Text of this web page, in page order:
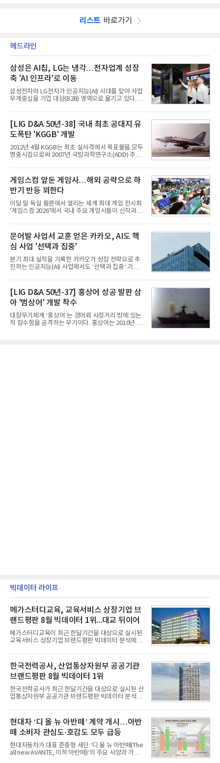
리스트 바로가기
헤드라인
삼성은 AI칩, LG는 냉각…전자업계 성장
축 'AI 인프라'로 이동
삼성전자와 LG전자가 인공지능(AI) 시대를 맞아 사업
무게중심을 기업 대상(B2B) 영역으로 옮기고 있다.
접어든 가운데 삼성전자는 AI 반도체를 중심으로 데
이터센터 생태계 공략을 강화하고 LG전자는 냉각솔
루션·전장·로봇 등 기업용 솔루션 사업 확대에 속도를
내고 있다.9일 업계에 따르면 LG전자는 2분기 생활가
전과 프리미엄 제품 경쟁력에 더해 B2B 사업 확대 효
과로 수익성을 방어한 반면 삼성전자는 디바이스경험
(DX) 부문의 TV·생활가전 수익성이 악화됐다. 대신 삼
사업 확대
[LIG D&A 50년-38] 국내 최초 공대지 유
도폭탄 'KGGB' 개발
2012년 4월 KGGB는 최초 실사격에서 목표물을 모두
명중시킴으로써 2007년 국방과학연구소(ADD) 주관
체로 참여했다. 체계개발에는 총 400여억 원의 개발
비와 62개월의 기간이 소요됐다. 한국형 GPS 유도폭
탄 KGGB(Korea GPS Guided Bomb)는 국내 최초
의 공대지 유도폭탄으로 2012년에 최종 전투용 적합
판정을 받았다.우리 공군이 운용하는 모든 전투기에
탑재할 수 있는 KGGB는 일반목적폭탄(General
Purpose Bomb)에 장착하여 운용토록 개발됐다.이
는 조종사가 휴대하는 명령통신장치(PDU, P
게임스컴 앞둔 게임사…해외 공략으로 하
반기 반등 꾀한다
이달 말 독일 쾰른에서 열리는 세계 최대 게임 전시회
'게임스컴 2026'에서 국내 주요 게임사들이 신작과 글
체별로 엇갈린 가운데 하반기 신작 흥행과 해외 시장
성과가 실적을 좌우할 핵심 변수로 떠오르고 있다.8일
업계에 따르면 올해 상반기 게임업계는 기업별 성적
표가 크게 갈렸다. 대표적으로 크래프톤은 'PUBG: 배
틀그라운드'의 안정적인 성장에 힘입어 상반기 연결
기준 매출 2조6616억원, 영업이익 9725억원으로 역
대 최대 실적을 기록했다. 엔씨도 올해 출시한 '아이온
동기 대
문어발 사업서 교훈 얻은 카카오, AI도 핵
심 사업 '선택과 집중'
분기 최대 실적을 기록한 카카오가 성장 전략으로 추
진하는 인공지능(AI) 사업에서도 ‘선택과 집중’ 기조
라 투자에 나서는 것과 달리, 카카오는 ‘카카오톡’이
라는 플랫폼 경쟁력을 활용한 AI 에이전트 서비스에
집중하는 전략이다. 과거 무리한 사업 확장 과정에서
겪었던 시행착오를 되풀이하지 않고 핵심 역량에 집
중하겠다는 취지로 풀이된다.7일 업계에 따르면 카카
오는 올해 2분기 연결 기준 매출 2조985억원, 영업이
익 2770억원을 기록했다. 전년 동기 대비 매출과 영업
[LIG D&A 50년-37] 홍상어 성공 발판 삼
아 '범상어' 개발 착수
대잠무기체계 ‘홍상어’는 경어뢰 사정거리 밖에 있는
적 잠수함을 공격하는 무기이다. 홍상어는 2010년 넥
빅데이터 라이프
메가스터디교육, 교육서비스 상장기업 브
랜드평판 8월 빅데이터 1위...대교 뒤이어
메가스터디교육이 최근 한달기간을 대상으로 실시된
교육서비스 상장기업 브랜드평판 빅데이터 분석에서
일 한국기업평판연구소(소장 구창환)는 국내 교육서
비스 상장기업 브랜드를 대상으로 지난 7월 7일부터
8월 7일까지 수집된 소비자 빅데이터 10,074,233건
을 분석한 결과, 메가스터디교육이 브랜드평판지수
1,710,926을 기록하며 8월 1위에 올랐다고 밝혔다.
분석에 활용된 빅데이터는 지난 7월(9,491,206건) 대
비 6.14% 증가한 수치로, 교육서비스 상장기업 브랜
디교육, 대교, 디지
한국전력공사, 산업통상자원부 공공기관
브랜드평판 8월 빅데이터 1위
한국전력공사가 최근 한달기간을 대상으로 실시된 산
업통상자원부 공공기관 브랜드평판 빅데이터 분석에
이 순으로 뒤를 이었다.7일 한국기업평판연구소(소장
구창환)는 산업통상자원부 공공기관 41개 브랜드를
대상으로 지난 7월 7일부터 8월 7일까지 수집된 소비
자 빅데이터 91,102,549건을 분석한 결과, 한국전력
공사가 브랜드평판지수 10,670,633을 기록하며 8월
1위에 올랐다고 밝혔다. 분석에 활용된 빅데이터는 지
난 7월(88,893,823건) 대비 2.48% 증가한 수치다.연
현대차 ‘디 올 뉴 아반떼’ 계약 개시…아반
떼 소비자 관심도·호감도 모두 급등
현대자동차가 대표 준중형 세단 ‘디 올 뉴 아반떼(The
all new AVANTE, 이하 아반떼)’의 주요 사양과 가격